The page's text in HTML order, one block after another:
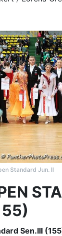
Standard Jun. II
Sen.III